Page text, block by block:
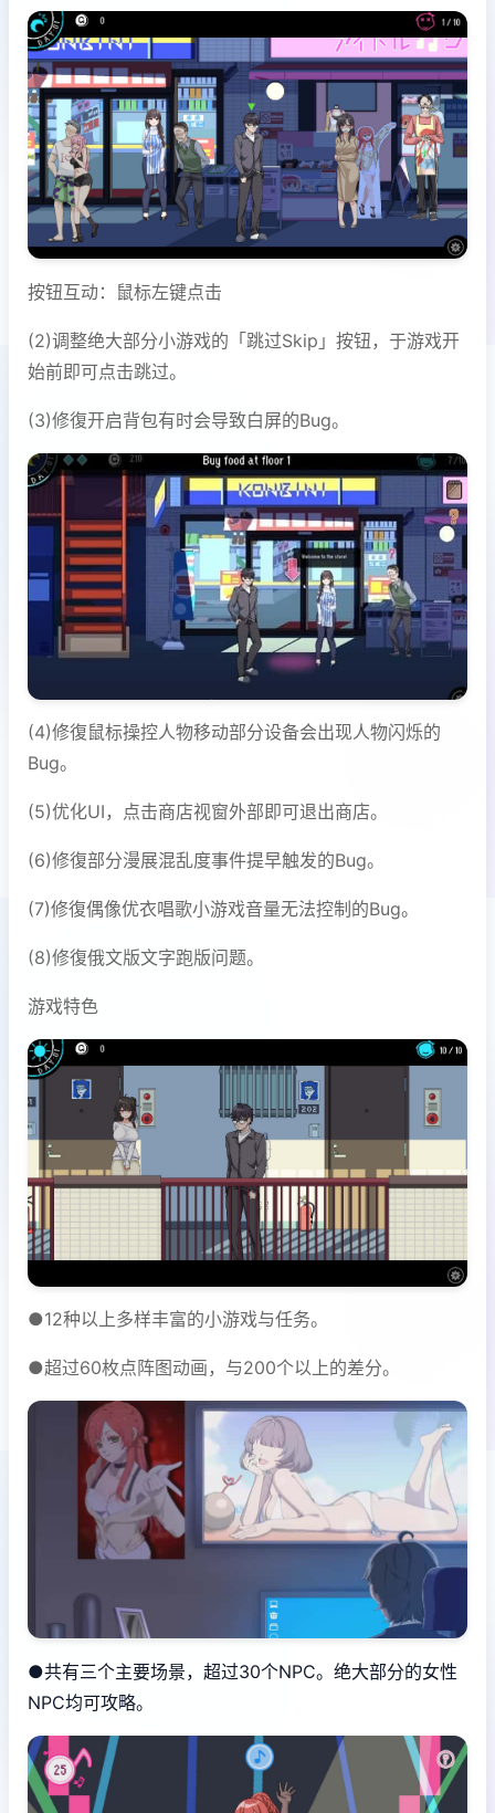
按钮互动：鼠标左键点击
(2)调整绝大部分小游戏的「跳过Skip」按钮，于游戏开
始前即可点击跳过。
(3)修復开启背包有时会导致白屏的Bug。
(4)修復鼠标操控人物移动部分设备会出现人物闪烁的
Bug。
(5)优化UI，点击商店视窗外部即可退出商店。
(6)修復部分漫展混乱度事件提早触发的Bug。
(7)修復偶像优衣唱歌小游戏音量无法控制的Bug。
(8)修復俄文版文字跑版问题。
游戏特色
●12种以上多样丰富的小游戏与任务。
●超过60枚点阵图动画，与200个以上的差分。
●共有三个主要场景，超过30个NPC。绝大部分的女性
NPC均可攻略。